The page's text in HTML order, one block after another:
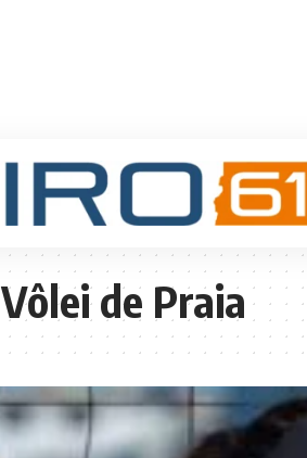
Vôlei de Praia